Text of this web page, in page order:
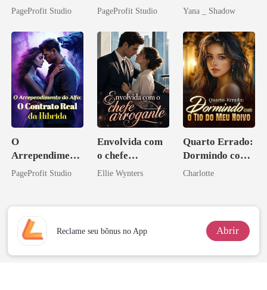
companheiro e
PageProfit Studio PageProfit Studio
Redenção do
Yana _ Shadow
O
Arrependiment
o do Alfa: O
PageProfit Studio
Envolvida com
o chefe
arrogante
Ellie Wynters
Quarto Errado:
Dormindo com
o Tio do Meu
Charlotte
Reclame seu bônus no App Abrir